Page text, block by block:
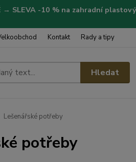
→ SLEVA -10 % na zahradní
Kontakt Rady a tipy
Hledat
Lešenářské potřeby
potřeby